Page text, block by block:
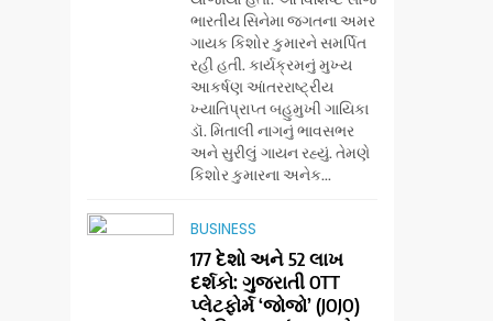
ભારતીય સિનેમા જગતના અમર
ગાયક કિશોર કુમારને સમર્પિત
રહી હતી. કાર્યક્રમનું મુખ્ય
આકર્ષણ આંતરરાષ્ટ્રીય
ખ્યાતિપ્રાપ્ત બહુમુખી ગાયિકા
ડૉ. મિતાલી નાગનું ભાવસભર
અને સુરીલું ગાયન રહ્યું. તેમણે
કિશોર કુમારના અનેક...
BUSINESS
177 દેશો અને 52 લાખ
દર્શકો: ગુજરાતી OTT
પ્લેટફોર્મ ‘જોજો’ (JOJO)